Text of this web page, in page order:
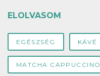
ELOLVASOM
EGÉSZSÉG KÁVÉ
MATCHA CAPPUCCINO